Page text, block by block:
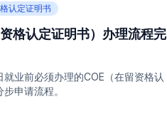
认定证明书
格认定证明书）办理流程完
就业前必须办理的COE（在留资格认
申请流程。